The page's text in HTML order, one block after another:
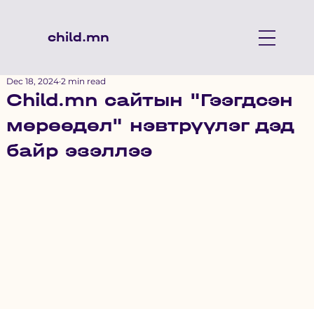
child.mn
Child.mn сайтын "Гээгдсэн
мөрөөдөл" нэвтрүүлэг дэд
байр эзэллээ
Dec 18, 2024 2 min read